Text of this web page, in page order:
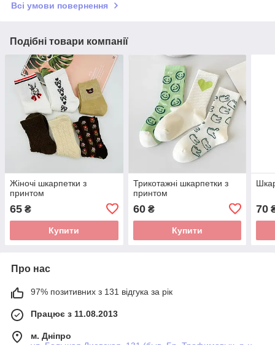
Всі умови повернення
Подібні товари компанії
Жіночі шкарпетки з
принтом
65 ₴
Купити
Трикотажні шкарпетки з
принтом
60₴
Купити
70
Про нас
97% позитивних з 131 відгука за рік
Працює з 11.08.2013
м. Дніпро